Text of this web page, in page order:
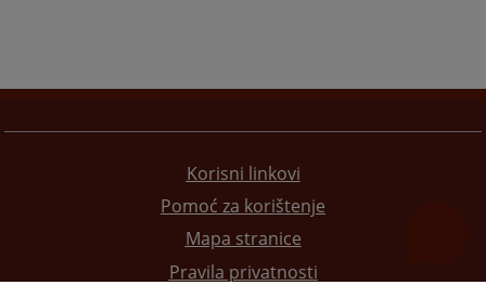
Korisni linkovi
Pomoć za korištenje
Mapa stranice
Pravila privatnosti